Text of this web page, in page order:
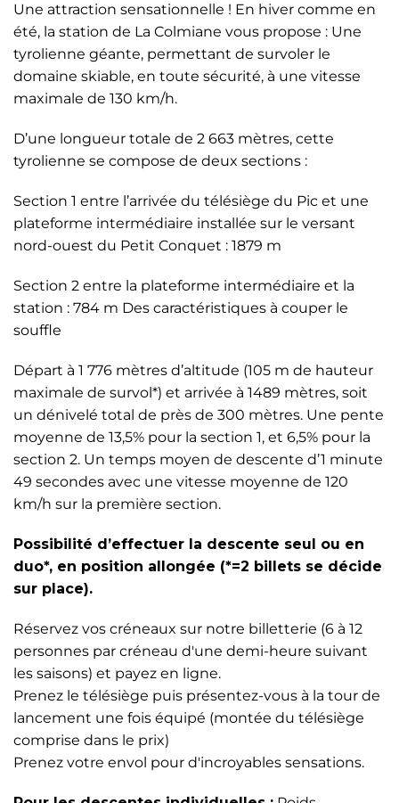
Une attraction sensationnelle ! En hiver comme en
été, la station de La Colmiane vous propose : Une
tyrolienne géante, permettant de survoler le
domaine skiable, en toute sécurité, à une vitesse
maximale de 130 km/h.
D’une longueur totale de 2 663 mètres, cette
tyrolienne se compose de deux sections :
Section 1 entre l’arrivée du télésiège du Pic et une
plateforme intermédiaire installée sur le versant
nord-ouest du Petit Conquet : 1879 m
Section 2 entre la plateforme intermédiaire et la
station : 784 m Des caractéristiques à couper le
souffle
Départ à 1 776 mètres d’altitude (105 m de hauteur
maximale de survol*) et arrivée à 1489 mètres, soit
un dénivelé total de près de 300 mètres. Une pente
moyenne de 13,5% pour la section 1, et 6,5% pour la
section 2. Un temps moyen de descente d’1 minute
49 secondes avec une vitesse moyenne de 120
km/h sur la première section.
Possibilité d’effectuer la descente seul ou en
duo*, en position allongée (*=2 billets se décide
sur place).
Réservez vos créneaux sur notre billetterie (6 à 12
personnes par créneau d'une demi-heure suivant
les saisons) et payez en ligne.
Prenez le télésiège puis présentez-vous à la tour de
lancement une fois équipé (montée du télésiège
comprise dans le prix)
Prenez votre envol pour d'incroyables sensations.